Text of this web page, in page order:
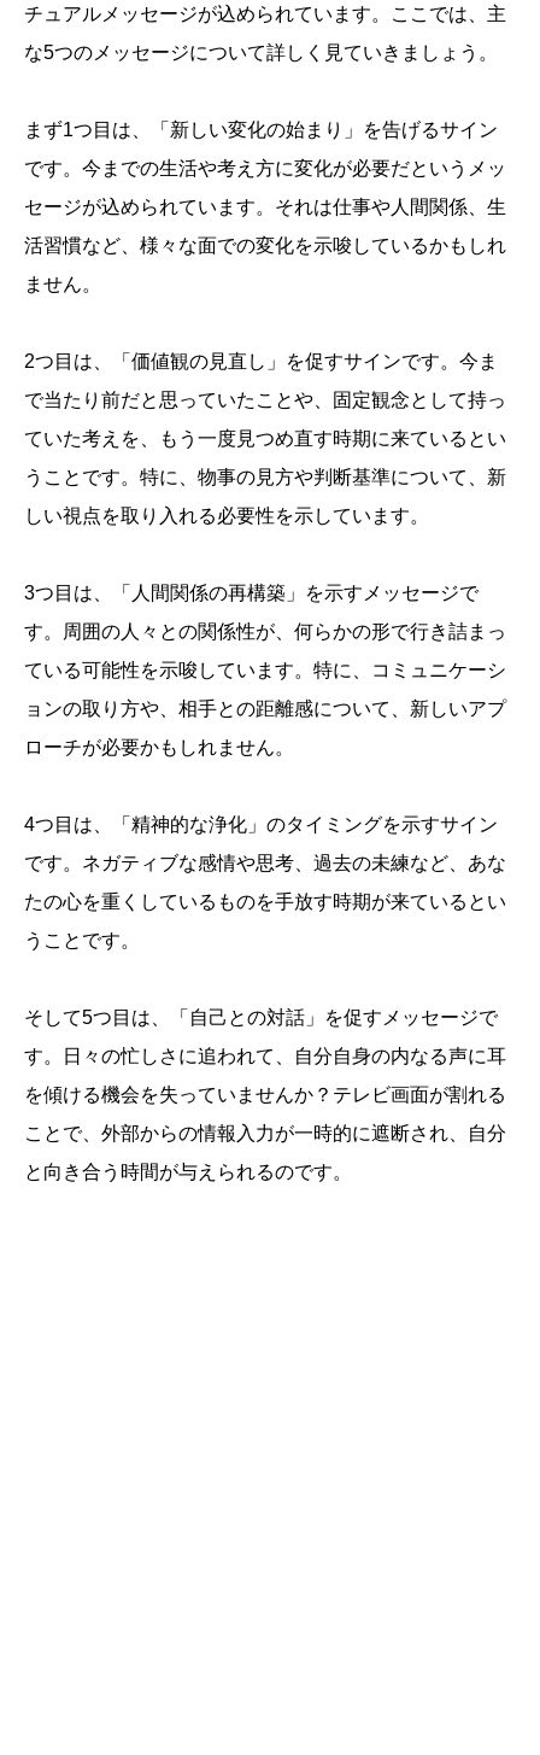
チュアルメッセージが込められています。ここでは、主
な5つのメッセージについて詳しく見ていきましょう。
まず1つ目は、「新しい変化の始まり」を告げるサイン
です。今までの生活や考え方に変化が必要だというメッ
セージが込められています。それは仕事や人間関係、生
活習慣など、様々な面での変化を示唆しているかもしれ
ません。
2つ目は、「価値観の見直し」を促すサインです。今ま
で当たり前だと思っていたことや、固定観念として持っ
ていた考えを、もう一度見つめ直す時期に来ているとい
うことです。特に、物事の見方や判断基準について、新
しい視点を取り入れる必要性を示しています。
3つ目は、「人間関係の再構築」を示すメッセージで
す。周囲の人々との関係性が、何らかの形で行き詰まっ
ている可能性を示唆しています。特に、コミュニケーシ
ョンの取り方や、相手との距離感について、新しいアプ
ローチが必要かもしれません。
4つ目は、「精神的な浄化」のタイミングを示すサイン
です。ネガティブな感情や思考、過去の未練など、あな
たの心を重くしているものを手放す時期が来ているとい
うことです。
そして5つ目は、「自己との対話」を促すメッセージで
す。日々の忙しさに追われて、自分自身の内なる声に耳
を傾ける機会を失っていませんか？テレビ画面が割れる
ことで、外部からの情報入力が一時的に遮断され、自分
と向き合う時間が与えられるのです。